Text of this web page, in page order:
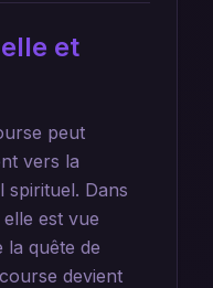
et
peut
vers la
spirituel. Dans
est vue
la quête de
devient